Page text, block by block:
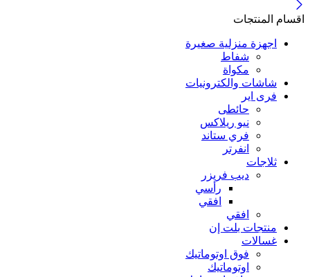
اقسام المنتجات
اجهزة منزلية صغيرة
شفاط
مكواة
شاشات والكترونيات
فرى اير
حائطى
نيو ريلاكس
فري ستاند
انفرتر
ثلاجات
ديب فريزر
رأسي
افقي
افقي
منتجات بلت إن
غسالات
فوق اوتوماتيك
اوتوماتيك